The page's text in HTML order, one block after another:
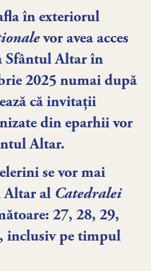
în exteriorul
vor avea acces
Sfântul Altar în
2025 numai după
că invitații
din eparhii vor
Altar.
se vor mai
Altar al Catedralei
27, 28, 29,
inclusiv pe timpul